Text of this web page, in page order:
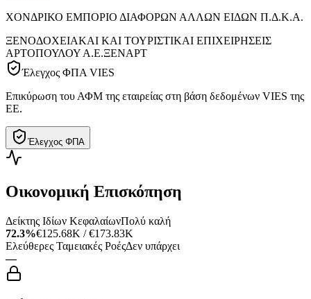
ΧΟΝΔΡΙΚΟ ΕΜΠΟΡΙΟ ΔΙΑΦΟΡΩΝ ΑΛΛΩΝ ΕΙΔΩΝ Π.Δ.Κ.Α.
ΞΕΝΟΔΟΧΕΙΑΚΑΙ ΚΑΙ ΤΟΥΡΙΣΤΙΚΑΙ ΕΠΙΧΕΙΡΗΣΕΙΣ
ΑΡΤΟΠΟΥΛΟΥ Α.Ε.ΞΕΝΑΡΤ
Έλεγχος ΦΠΑ VIES
Επικύρωση του ΑΦΜ της εταιρείας στη βάση δεδομένων VIES της
ΕΕ.
Έλεγχος ΦΠΑ
Οικονομική Επισκόπηση
Δείκτης Ιδίων ΚεφαλαίωνΠολύ καλή
72.3%€125.68K / €173.83K
Ελεύθερες Ταμειακές ΡοέςΔεν υπάρχει
—